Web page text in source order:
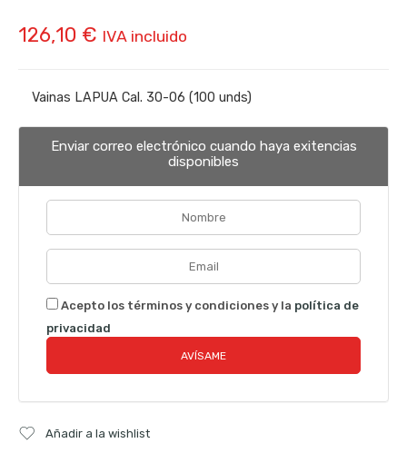
126,10 € IVA incluido
Vainas LAPUA Cal. 30-06 (100 unds)
Enviar correo electrónico cuando haya exitencias
disponibles
Acepto los términos y condiciones y la política de
privacidad
Añadir a la wishlist